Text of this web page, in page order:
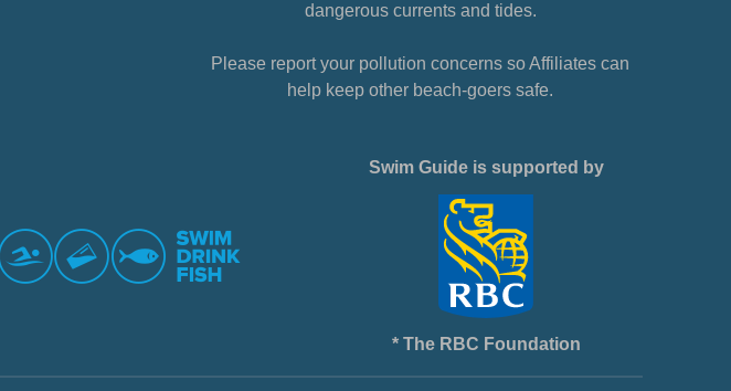
dangerous currents and tides.
Please report your pollution concerns so Affiliates can
help keep other beach-goers safe.
Swim Guide is supported by
* The RBC Foundation